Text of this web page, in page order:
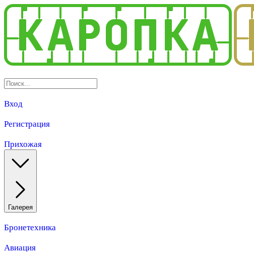
Вход
Регистрация
Прихожая
Галерея
Бронетехника
Авиация